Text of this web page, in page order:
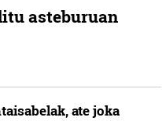
asteburuan
ate joka